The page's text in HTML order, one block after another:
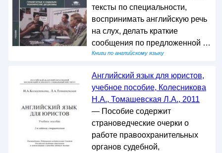
тексты по специальности,
воспринимать английскую речь
на слух, делать краткие
сообщения по предложенной …
Книги по английскому языку
Английский язык для юристов,
учебное пособие, Колесникова
Н.А., Томашевская Л.А., 2011
— Пособие содержит
страноведческие очерки о
работе правоохранительных
органов судебной,